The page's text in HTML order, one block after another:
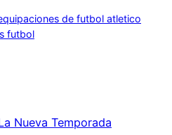
de futbol atletico
futbol
Nueva Temporada